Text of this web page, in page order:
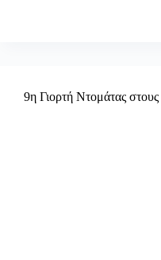
9η Γιορτή Ντομάτας